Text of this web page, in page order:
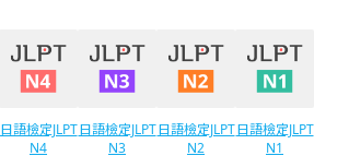
日語檢定JLPT
N4
日語檢定JLPT
N3
日語檢定JLPT
N2
日語檢定JLPT
N1